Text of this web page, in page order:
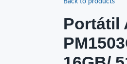
Back to products
Portátil